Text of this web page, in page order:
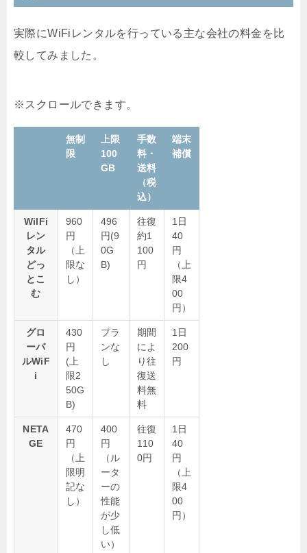
実際にWiFiレンタルを行っている主な会社の料金を比
較してみました。
無制
限
上限
100
GB
手数
料・
送料
（税
込）
端末
補償
WiIFi
レン
タル
どっ
とこ
む
960
円
（上
限な
し）
496
円(9
0G
B)
往復
約1
100
円
1日
40
円
（上
限4
00
円）
グロ
ーバ
ルWiF
i
430
円
(上
限2
50G
B)
プラ
ンな
し
期間
によ
り往
復送
料無
料
1日
200
円
NETA
GE
470
円
（上
限明
記な
し）
400
円
（ル
ータ
ーの
性能
が少
し低
い）
往復
110
0円
1日
40
円
（上
限4
00
円）